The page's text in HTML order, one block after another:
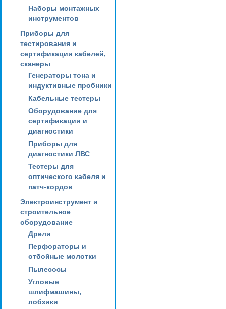
Наборы монтажных
инструментов
Приборы для
тестирования и
сертификации кабелей,
сканеры
Генераторы тона и
индуктивные пробники
Кабельные тестеры
Оборудование для
сертификации и
диагностики
Приборы для
диагностики ЛВС
Тестеры для
оптического кабеля и
патч-кордов
Электроинструмент и
строительное
оборудование
Дрели
Перфораторы и
отбойные молотки
Пылесосы
Угловые
шлифмашины,
лобзики